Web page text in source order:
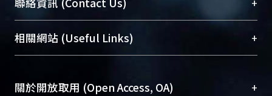
展現本校豐碩的研究成果及學術能量，圖書館整合
機構典藏（NTUR）與學術庫（AH）不同功能平
台，成為臺大學術典藏NTU scholars。期能整合研
成果。
總館學科館員(Main Library)
醫學圖書館學科館員(Medical Library)
Sciences Library)
相關網站 (Useful Links) +
關於開放取用 (Open Access, OA) +